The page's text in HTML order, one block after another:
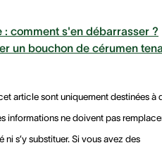
: comment s'en débarrasser ?
un bouchon de cérumen
article sont uniquement destinées à
informations ne doivent pas
ni s’y substituer. Si vous avez des